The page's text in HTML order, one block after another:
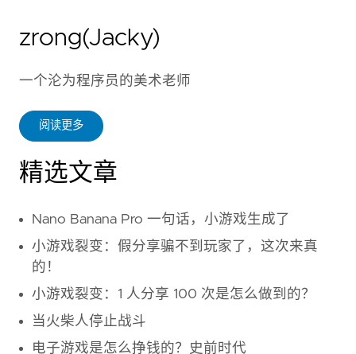
zrong(Jacky)
一个沦为程序员的美术老师
阅读更多
精选文章
Nano Banana Pro 一句话，小游戏生成了
小游戏裂变：假分享骗不到玩家了，这次来真
的！
小游戏裂变：1 人分享 100 次是怎么做到的？
当火柴人停止战斗
电子游戏是怎么挣钱的？史前时代